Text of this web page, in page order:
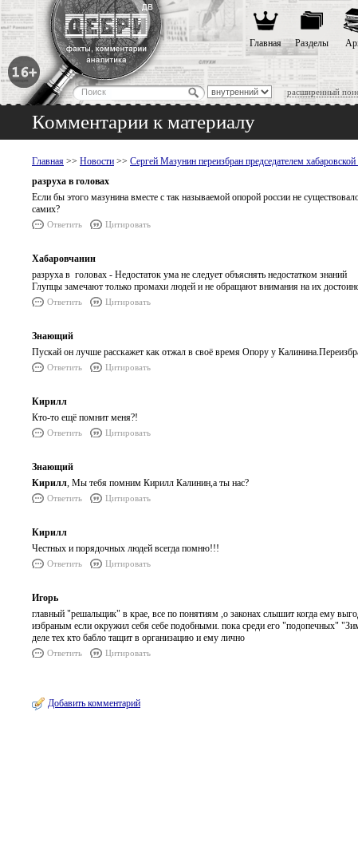
расширенный
Главная Разделы
Комментарии к материалу
Главная >> Новости >> Сергей Мазунин переизбран председателем
разруха в головах
Если бы этого мазунина вместе с так называемой опорой россии не
самих?
Ответить Цитировать
Хабаровчанин
разруха в головах - Недостаток ума не следует объяснять недостатком знаний
Глупцы замечают только промахи людей и не обращают внимания на их
Ответить Цитировать
Знающий
Пускай он лучше расскажет как отжал в своё время Опору у
Ответить Цитировать
Кирилл
Кто-то ещё помнит меня?!
Ответить Цитировать
Знающий
Кирилл, Мы тебя помним Кирилл Калинин,а ты нас?
Ответить Цитировать
Кирилл
Честных и порядочных людей всегда помню!!!
Ответить Цитировать
Игорь
главный "решальщик" в крае, все по понятиям ,о законах слышит когда ему
избраным если окружил себя себе подобными. пока среди его "подопечных"
деле тех кто бабло тащит в организацию и ему лично
Ответить Цитировать
Добавить комментарий